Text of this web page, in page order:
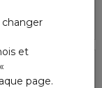
changer
et
page.